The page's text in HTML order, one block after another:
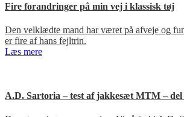
Fire forandringer på min vej i klassisk tøj
Den velklædte mand har været på afveje og
er fire af hans fejltrin.
Læs mere
A.D. Sartoria – test af jakkesæt MTM – del